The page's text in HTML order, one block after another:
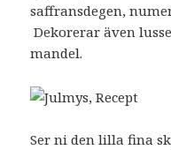
saffransdegen,
Dekorerar även
mandel.
Ser ni den lilla fina